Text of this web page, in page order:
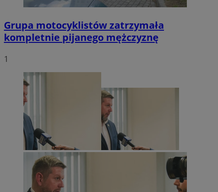
Grupa motocyklistów zatrzymała
kompletnie pijanego mężczyznę
1